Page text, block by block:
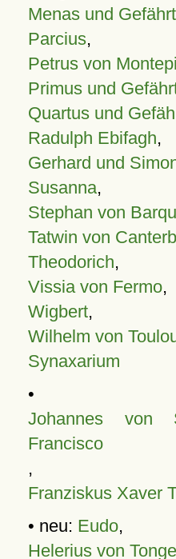
Menas und
Parcius,
Petrus von
Primus und
Quartus und
Radulph Ebifagh,
Gerhard und
Susanna,
Stephan von
Tatwin von
Theodorich,
Vissia von Fermo,
Wigbert,
Wilhelm von
Synaxarium
•
Johannes von
Francisco
,
Franziskus Xaver
• neu: Eudo,
Helerius von